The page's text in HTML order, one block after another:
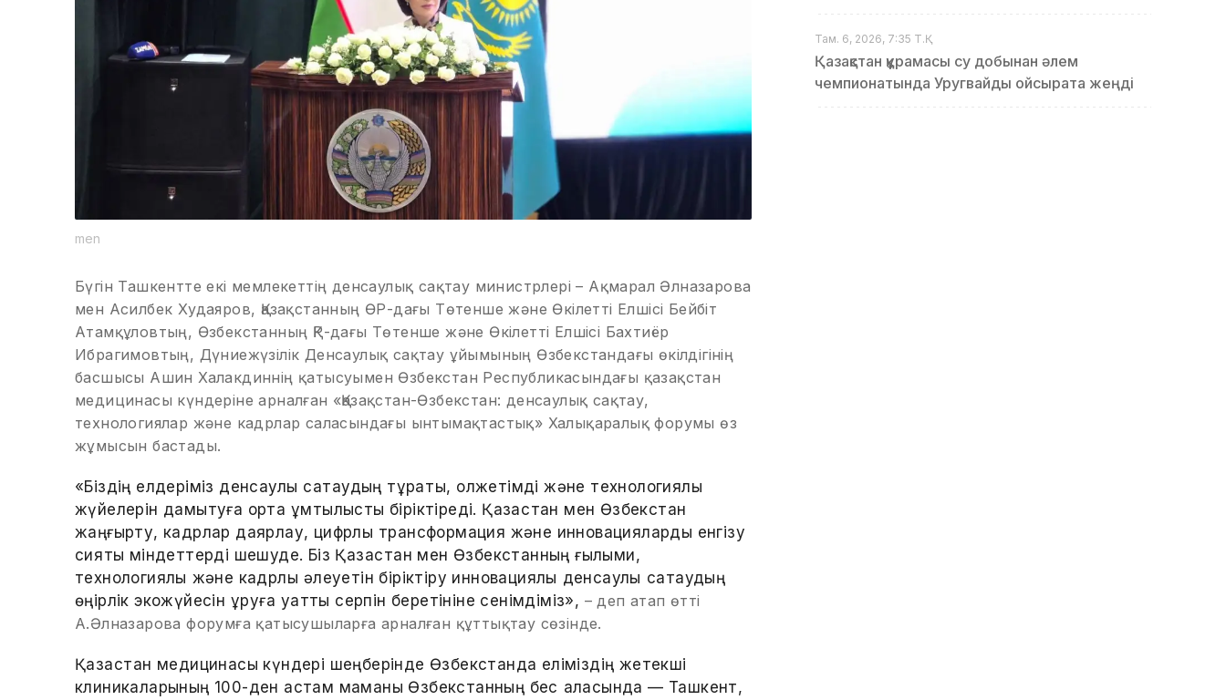
men
Бүгін Ташкентте екі мемлекеттің денсаулық сақтау министрлері – Ақмарал Әлназарова
мен Асилбек Худаяров, Қазақстанның ӨР-дағы Төтенше және Өкілетті Елшісі Бейбіт
Атамқұловтың, Өзбекстанның ҚР-дағы Төтенше және Өкілетті Елшісі Бахтиёр
Ибрагимовтың, Дүниежүзілік Денсаулық сақтау ұйымының Өзбекстандағы өкілдігінің
басшысы Ашин Халакдиннің қатысуымен Өзбекстан Республикасындағы қазақстан
медицинасы күндеріне арналған «Қазақстан-Өзбекстан: денсаулық сақтау,
технологиялар және кадрлар саласындағы ынтымақтастық» Халықаралық форумы өз
жұмысын бастады.
«Біздің елдеріміз денсаулық сақтаудың тұрақты, қолжетімді және технологиялық
жүйелерін дамытуға ортақ ұмтылысты біріктіреді. Қазақстан мен Өзбекстан
жаңғырту, кадрлар даярлау, цифрлық трансформация және инновацияларды енгізу
сияқты міндеттерді шешуде. Біз Қазақстан мен Өзбекстанның ғылыми,
технологиялық және кадрлық әлеуетін біріктіру инновациялық денсаулық сақтаудың
өңірлік экожүйесін құруға қуатты серпін беретініне сенімдіміз», – деп атап өтті
А.Әлназарова форумға қатысушыларға арналған құттықтау сөзінде.
Қазақстан медицинасы күндері шеңберінде Өзбекстанда еліміздің жетекші
клиникаларының 100-ден астам маманы Өзбекстанның бес қаласында — Ташкент,
Там. 6, 2026, 7:35 Т.Қ.
Қазақстан құрамасы су добынан әлем
чемпионатында Уругвайды ойсырата жеңді